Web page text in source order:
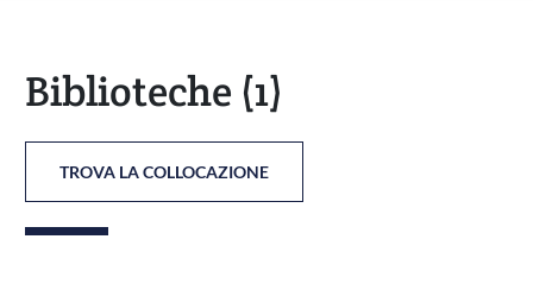
Biblioteche (1)
TROVA LA COLLOCAZIONE